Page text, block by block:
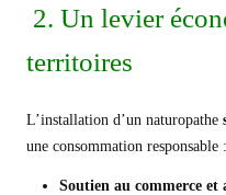
2. Un levier
territoires
L’installation d’un naturopathe
une consommation responsable :
Soutien au commerce et